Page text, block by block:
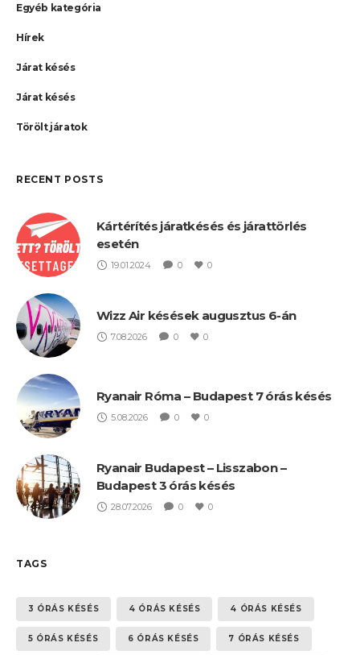
Egyéb kategória
Hírek
Járat késés
Járat késés
Törölt járatok
RECENT POSTS
Kártérítés járatkésés és járattörlés
esetén
19.01.2024 0 0
Wizz Air késések augusztus 6-án
7.08.2026 0 0
Ryanair Róma – Budapest 7 órás késés
5.08.2026 0 0
Ryanair Budapest – Lisszabon –
Budapest 3 órás késés
28.07.2026 0 0
TAGS
3 ÓRÁS KÉSÉS 4 ÓRÁS KÉSÉS 4 ÓRÁS KÉSÉS
5 ÓRÁS KÉSÉS 6 ÓRÁS KÉSÉS 7 ÓRÁS KÉSÉS